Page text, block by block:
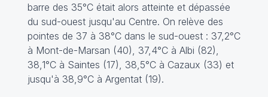
barre des 35°C était alors atteinte et dépassée
du sud-ouest jusqu'au Centre. On relève des
pointes de 37 à 38°C dans le sud-ouest : 37,2°C
à Mont-de-Marsan (40), 37,4°C à Albi (82),
38,1°C à Saintes (17), 38,5°C à Cazaux (33) et
jusqu'à 38,9°C à Argentat (19).